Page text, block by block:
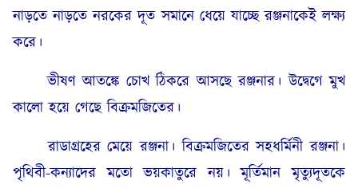
নাড়তে নাড়তে নরকের দূত সমানে ধেয়ে যাচ্ছে রঞ্জনাকেই লক্ষ্য
করে।
ভীষণ আতঙ্কে চোখ ঠিকরে আসছে রঞ্জনার। উদ্বেগে মুখ
কালো হয়ে গেছে বিক্রমজিতের।
রাডাগ্রহের মেয়ে রঞ্জনা। বিক্রমজিতের সহধর্মিনী রঞ্জনা।
পৃথিবী-কন্যাদের মতো ভয়কাতুরে নয়। মূর্তিমান মৃত্যুদূতকে